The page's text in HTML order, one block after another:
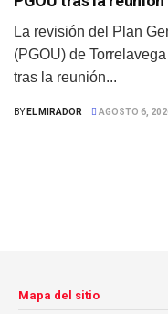
La revisión del Plan
(PGOU) de
tras la reunión...
BY EL MIRADOR AGOSTO 6,
Mapa del sitio